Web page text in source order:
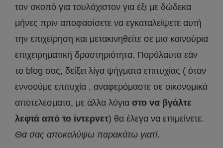
τον σκοπό για τουλάχιστον για έξι με δώδεκα
μήνες πριν αποφασίσετε να εγκαταλείψετε αυτή
την επιχείρηση και μετακινηθείτε σε μια καινούρια
επιχειρηματική δραστηριότητα. Παρόλαυτα εάν
το blog σας, δείξει λίγα ψήγματα επιτυχίας ( όταν
εννοούμε επιτυχία , αναφερόμαστε σε οικονομικά
αποτελέσματα, με άλλα λόγια στο να βγάλτε
λεφτά από το ίντερνετ) θα έλεγα να επιμείνετε.
Θα σας αποκαλύψω παρακάτω γιατί.